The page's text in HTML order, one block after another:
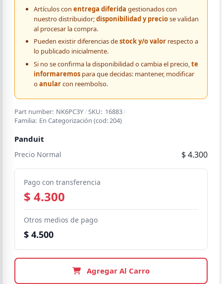
Artículos con entrega diferida gestionados con
nuestro distribuidor;disponibilidad y preciose validan
al procesar la compra.
Pueden existir diferencias destock y/o valorrespecto a
lo publicado inicialmente.
Si no se confirma la disponibilidad o cambia el precio,te
informaremospara que decidas: mantener, modificar
oanularcon reembolso.
Part number: NK6PC3Y /SKU: 16883/
Familia: En Categorización (cod: 204)
Panduit
Precio Normal $ 4.300
Pago con transferencia
$ 4.300
Otros medios de pago
$ 4.500
Agregar Al Carro